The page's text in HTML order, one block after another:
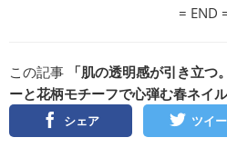
= END
この記事
「肌の透明感が引き立
ーと花柄モチーフで心弾む春ネイル
シェア ツイ